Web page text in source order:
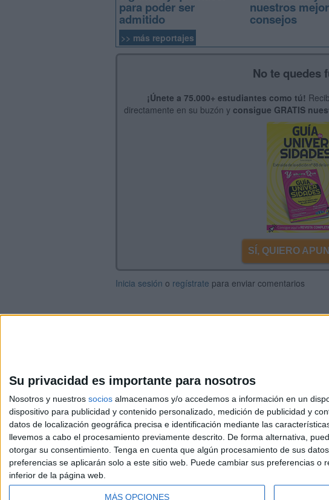
Su privacidad es importante para nosotros
Nosotros y nuestros socios almacenamos y/o accedemos a información en un
dispositivo para publicidad y contenido personalizado, medición de publicidad y
datos de localización geográfica precisa e identificación mediante las
llevemos a cabo el procesamiento previamente descrito. De forma alternativa,
otorgar su consentimiento. Tenga en cuenta que algún procesamiento de sus
preferencias se aplicarán solo a este sitio web. Puede cambiar sus preferencias
inferior de la página web.
MÁS OPCIONES
para poder ser
admitido
nuestros
consejos
>> más reportajes
No te quedes
¡Únete a 75.000+ estudiantes como tú!
directamente en su buzón y consigue GRATIS
SÍ, QUIERO
Inicia sesión o regístrate para enviar comentarios
Aviso legal|
© 2003-2026Compás